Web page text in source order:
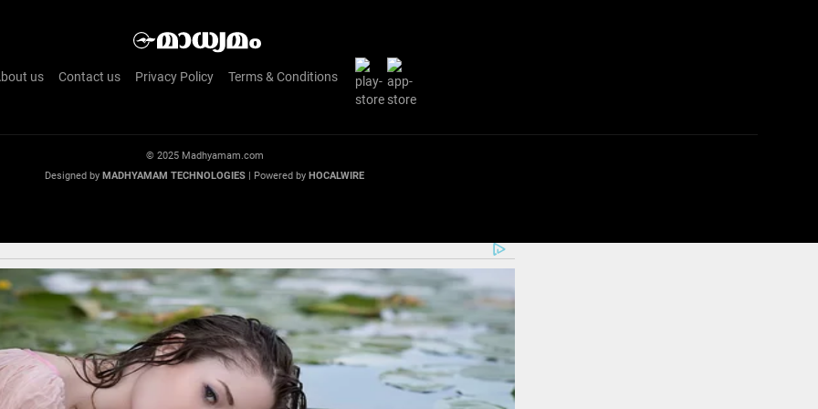
us Contact us Privacy Policy Terms & Conditions
© 2025 Madhyamam.com
Designed by MADHYAMAM TECHNOLOGIES | Powered by HOCALWIRE